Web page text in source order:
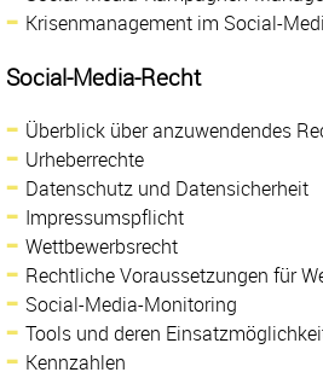
Krisenmanagement im Social-
Social-Media-Recht
Überblick über anzuwendendes
Urheberrechte
Datenschutz und Datensicherheit
Impressumspflicht
Wettbewerbsrecht
Rechtliche Voraussetzungen für
Social-Media-Monitoring
Tools und deren
Kennzahlen